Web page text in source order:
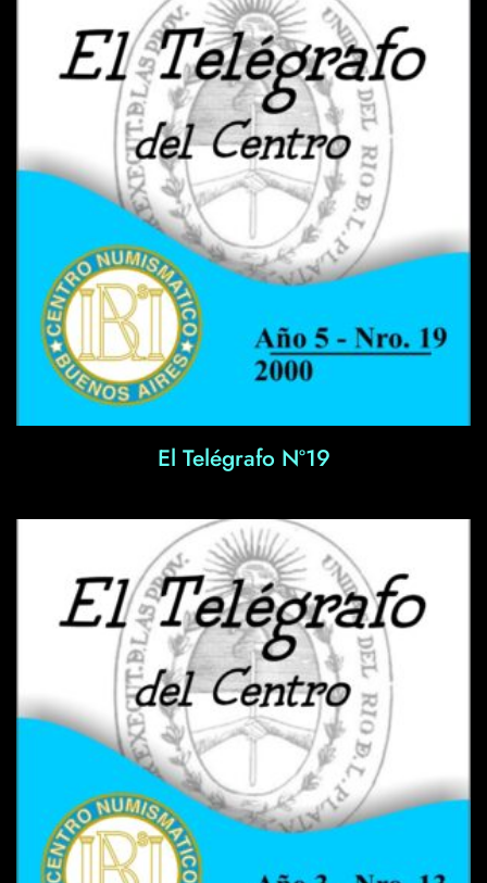
El Telégrafo Nº19